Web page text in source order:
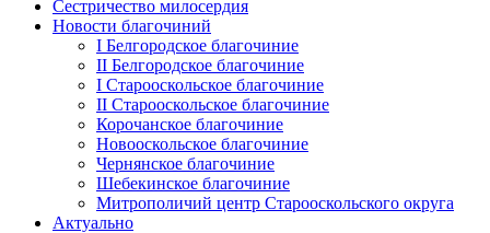
Сестричество милосердия
Новости благочиний
I Белгородское благочиние
II Белгородское благочиние
I Старооскольское благочиние
II Старооскольское благочиние
Корочанское благочиние
Новооскольское благочиние
Чернянское благочиние
Шебекинское благочиние
Митрополичий центр Старооскольского округа
Актуально